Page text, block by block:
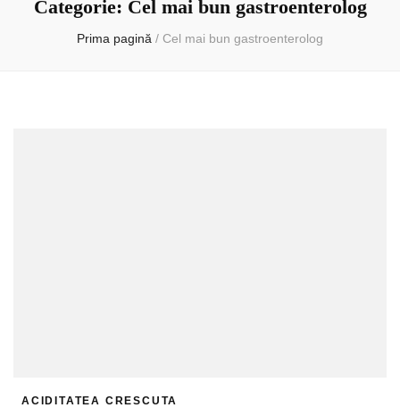
Categorie: Cel mai bun gastroenterolog
Prima pagină / Cel mai bun gastroenterolog
ACIDITATEA CRESCUTA